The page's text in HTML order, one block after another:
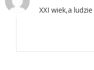
XXI wiek,a